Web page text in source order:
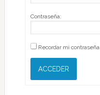
Contraseña:
Recordar mi contraseña
ACCEDER